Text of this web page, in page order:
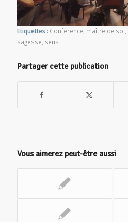
Etiquettes : Conférence, maître de soi,
sagesse, sens
Partager cette publication
Vous aimerez peut-être aussi